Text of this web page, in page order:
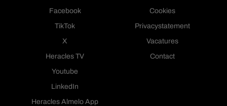
Facebook
TikTok
X
Heracles TV
Youtube
LinkedIn
Heracles Almelo App
Cookies
Privacystatement
Vacatures
Contact